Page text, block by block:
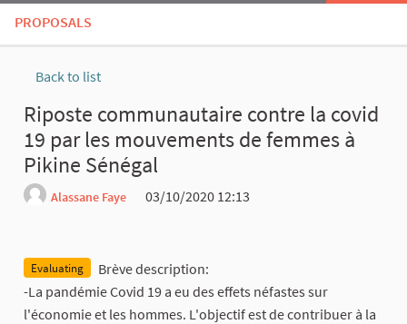
PROPOSALS
Back to list
Riposte communautaire contre la covid
19 par les mouvements de femmes à
Pikine Sénégal
Alassane Faye
03/10/2020 12:13
Evaluating
Brève description:
-La pandémie Covid 19 a eu des effets néfastes sur
l'économie et les hommes. L'objectif est de contribuer à la